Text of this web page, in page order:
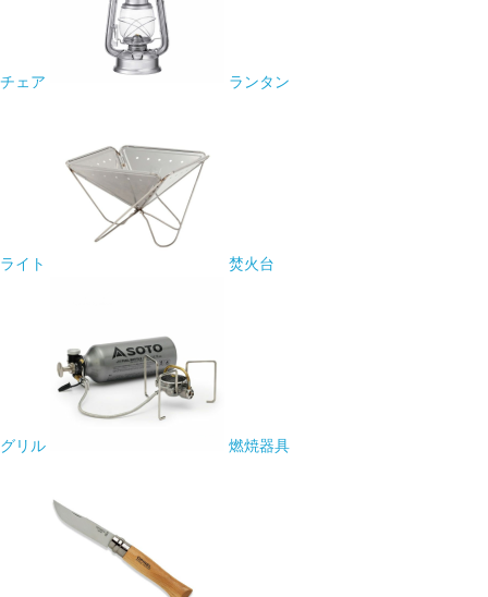
チェア ランタン
ライト 焚火台
グリル 燃焼器具